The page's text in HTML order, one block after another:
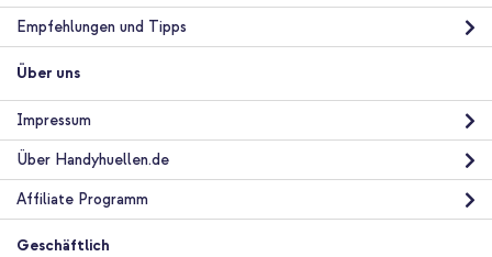
Empfehlungen und Tipps
Über uns
Impressum
Über Handyhuellen.de
Affiliate Programm
Geschäftlich